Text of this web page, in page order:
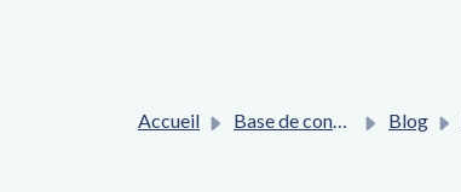
Accueil Base de connaissances Blog